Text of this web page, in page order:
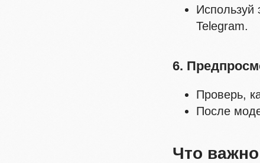
Используй
Telegram.
6.
Проверь,
После
Что